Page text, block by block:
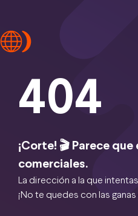
404
¡Corte! 🎬 Parece
comerciales.
La dirección a la que
¡No te quedes con las